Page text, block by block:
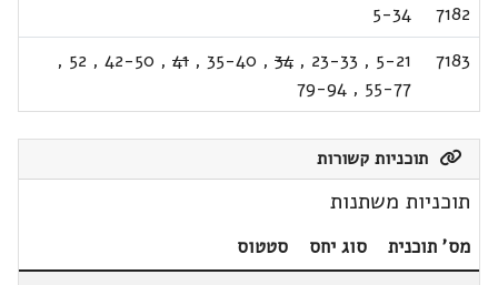
7182
5-34
7183
5-21
,
23-33
,
34
,
35-40
,
41
,
42-50
,
52
,
55-77
,
79-94
תוכניות קשורות
תוכניות משתנות
מס' תוכנית סוג יחס
סטטוס